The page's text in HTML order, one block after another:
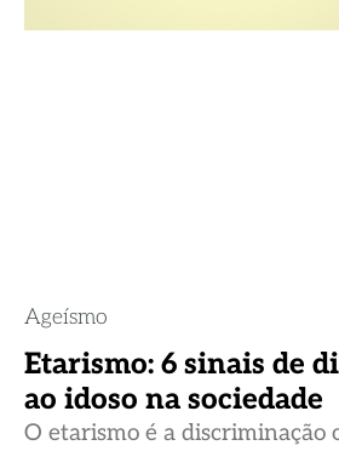
Ageísmo
Etarismo: 6 sinais de
ao idoso na sociedade
O etarismo é a discriminação